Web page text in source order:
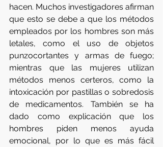
hacen. Muchos investigadores afirman
que esto se debe a que los métodos
empleados por los hombres son más
letales, como el uso de objetos
punzocortantes y armas de fuego;
mientras que las mujeres utilizan
métodos menos certeros, como la
intoxicación por pastillas o sobredosis
de medicamentos. También se ha
dado como explicación que los
hombres piden menos ayuda
emocional, por lo que es más fácil